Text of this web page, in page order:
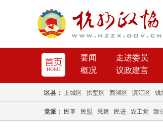
要闻 走进委员
概况
议政建言
区县： 上城区 拱墅区 西湖区 滨江区 钱
党派： 民革 民盟 民建 民进 农工党 致